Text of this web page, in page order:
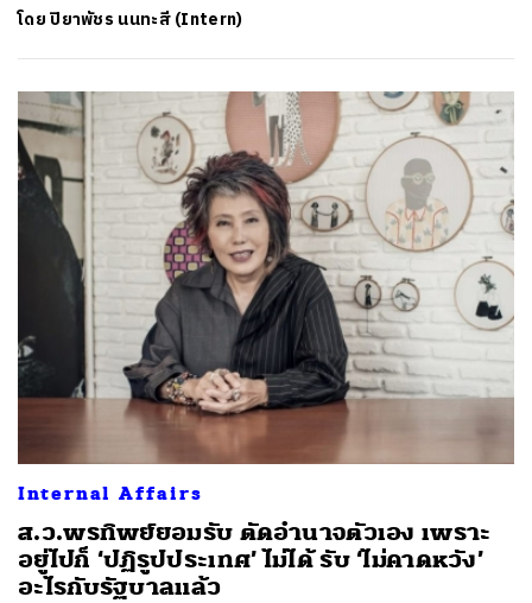
โดยปิยาพัชร นนทะสี (Intern)
Internal Affairs
ส.ว.พรทิพย์ยอมรับ ตัดอำนาจตัวเอง เพราะ
อยู่ไปก็ ‘ปฏิรูปประเทศ’ ไม่ได้ รับ ‘ไม่คาดหวัง’
อะไรกับรัฐบาลแล้ว